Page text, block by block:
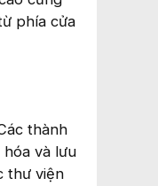
phía cửa
thành
và lưu
thư viện